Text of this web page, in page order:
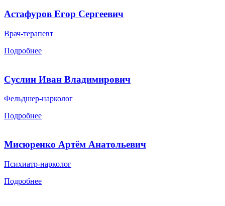
Астафуров Егор Сергеевич
Врач-терапевт
Подробнее
Суслин Иван Владимирович
Фельдшер-нарколог
Подробнее
Мисюренко Артём Анатольевич
Психиатр-нарколог
Подробнее